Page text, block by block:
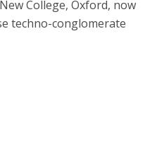
College, Oxford, now
techno-conglomerate